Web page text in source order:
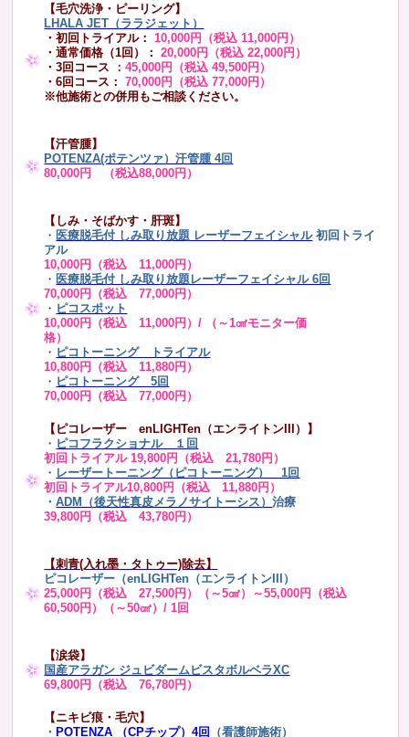
【毛穴洗浄・ピーリング】
LHALA JET（ララジェット）
・初回トライアル： 10,000円（税込 11,000円）
・通常価格（1回）：
20,000円（税込 22,000円）
・3回コース ：45,000円（税込 49,500円）
・6回コース：
70,000円（税込 77,000円）
※他施術との併用もご相談ください。
【汗管腫】
POTENZA(ポテンツァ）汗管腫 4回
80,000円 （税込88,000円）
【しみ・そばかす・肝斑】
・ 医療脱毛付 しみ取り放題 レーザーフェイシャル 初回トライ
アル
10,000円（税込 11,000円）
・ 医療脱毛付 しみ取り放題レーザーフェイシャル 6回
70,000円（税込 77,000円）
・ ピコスポット
10,000円（税込 11,000円）/ （～1㎠モニター価
格）
・ ピコトーニング トライアル
10,800円（税込 11,880円）
・ ピコトーニング 5回
70,000円（税込 77,000円）
【ピコレーザー enLIGHTen（エンライトンIII）】
・ ピコフラクショナル １回
初回トライアル 19,800円（税込 21,780円）
・ レーザートーニング（ピコトーニング） 1回
初回トライアル10,800円（税込 11,880円）
・ADM（後天性真皮メラノサイトーシス）治療
39,800円（税込 43,780円）
【刺青(入れ墨・タトゥー)除去】
ピコレーザー（enLIGHTen（エンライトンIII）
25,000円（税込 27,500円）（～5㎠）～55,000円（税込
60,500円）（～50㎠）/ 1回
【涙袋】
国産アラガン ジュビダームビスタボルベラXC
69,800円（税込 76,780円）
【ニキビ痕・毛穴】
・ POTENZA （CPチップ）4回 （看護師施術）